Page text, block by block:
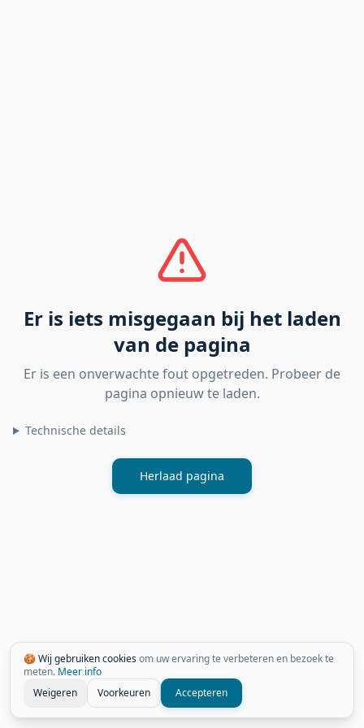
🍪 Wij gebruiken cookiesom uw ervaring te verbeteren en bezoek te
meten. Meer info
Weigeren
Voorkeuren Accepteren
Er is iets misgegaan bij het laden
van de pagina
Er is een onverwachte fout opgetreden. Probeer de
pagina opnieuw te laden.
Technische details
Herlaad pagina